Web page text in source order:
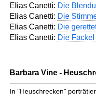
Elias Canetti: Die
Elias Canetti: Die
Elias Canetti: Die
Elias Canetti: Die
Barbara Vine -
In "Heuschrecken"